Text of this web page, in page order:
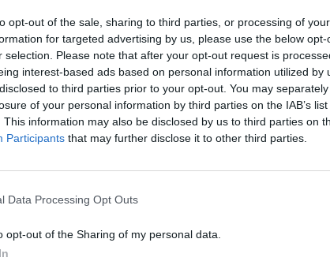
opt-out of the sale, sharing to third parties, or processing of
for targeted advertising by us, please use the below
selection. Please note that after your opt-out request is
interest-based ads based on personal information utilized by
to third parties prior to your opt-out. You may
of your personal information by third parties on the IAB’s
This information may also be disclosed by us to third parties on
Participants that may further disclose it to other third parties.
Data Processing Opt Outs
opt-out of the Sharing of my personal data.